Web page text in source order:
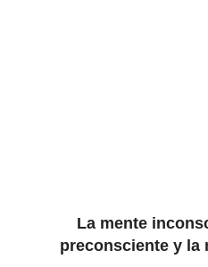
La mente
preconsciente y la